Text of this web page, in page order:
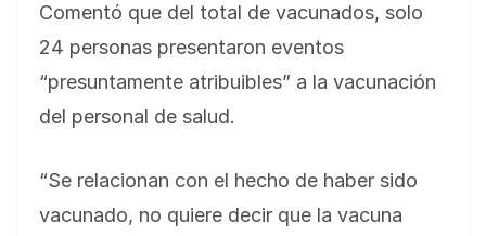
Comentó que del total de vacunados, solo
24 personas presentaron eventos
“presuntamente atribuibles” a la vacunación
del personal de salud.
“Se relacionan con el hecho de haber sido
vacunado, no quiere decir que la vacuna